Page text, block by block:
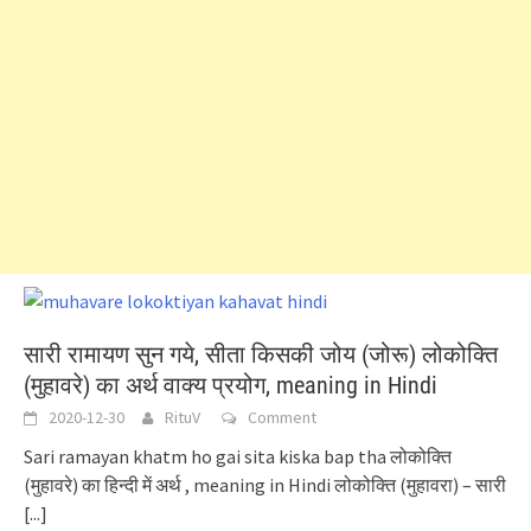
सारी रामायण सुन गये, सीता किसकी जोय (जोरू) लोकोक्ति
(मुहावरे) का अर्थ वाक्य प्रयोग, meaning in Hindi
2020-12-30 RituV Comment
Sari ramayan khatm ho gai sita kiska bap tha लोकोक्ति
(मुहावरे) का हिन्दी में अर्थ , meaning in Hindi लोकोक्ति (मुहावरा) – सारी
[...]